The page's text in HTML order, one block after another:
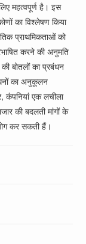
महत्वपूर्ण है। इस
का विश्लेषण किया
प्राथमिकताओं को
करने की अनुमति
बोतलों का प्रबंधन
का अनुकूलन
कंपनियां एक लचीला
की बदलती मांगों के
कर सकती हैं।